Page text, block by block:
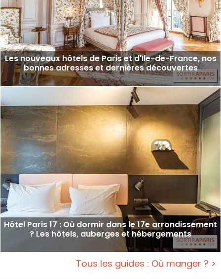
Les nouveaux hôtels de Paris et d'Ile-de-France, nos
bonnes adresses et dernières découvertes
Hôtel Paris 17 : Où dormir dans le 17e arrondissement
? Les hôtels, auberges et hébergements
Tous les guides : Où manger ? >